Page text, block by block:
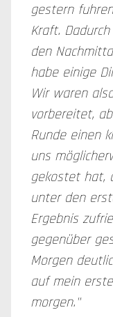
gestern
Kraft.
den
habe einige
Wir waren
vorbereitet,
Runde einen
uns
gekostet hat,
unter den
Ergebnis
gegenüber
Morgen
auf mein
morgen."